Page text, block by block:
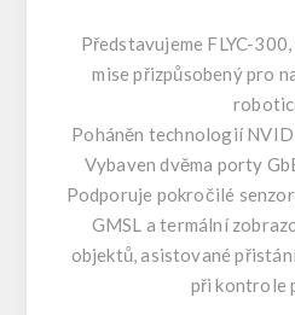
Představujeme FLYC-
mise přizpůsobený pro
Poháněn technologií
Vybaven dvěma porty
Podporuje pokročilé
GMSL a termální
objektů, asistované
při kontrole